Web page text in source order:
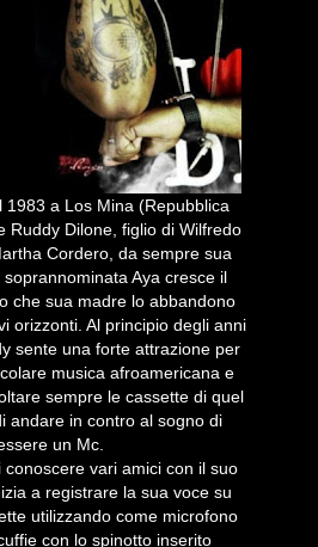
1983 a Los Mina (Repubblica
Ruddy Dilone, figlio di Wilfredo
Cordero, da sempre sua
Aya cresce il
che sua madre lo abbandono
orizzonti. Al principio degli anni
sente una forte attrazione per
musica afroamericana e
sempre le cassette di quel
andare in contro al sogno di
un Mc.
vari amici con il suo
a registrare la sua voce su
utilizzando come microfono
con lo spinotto inserito